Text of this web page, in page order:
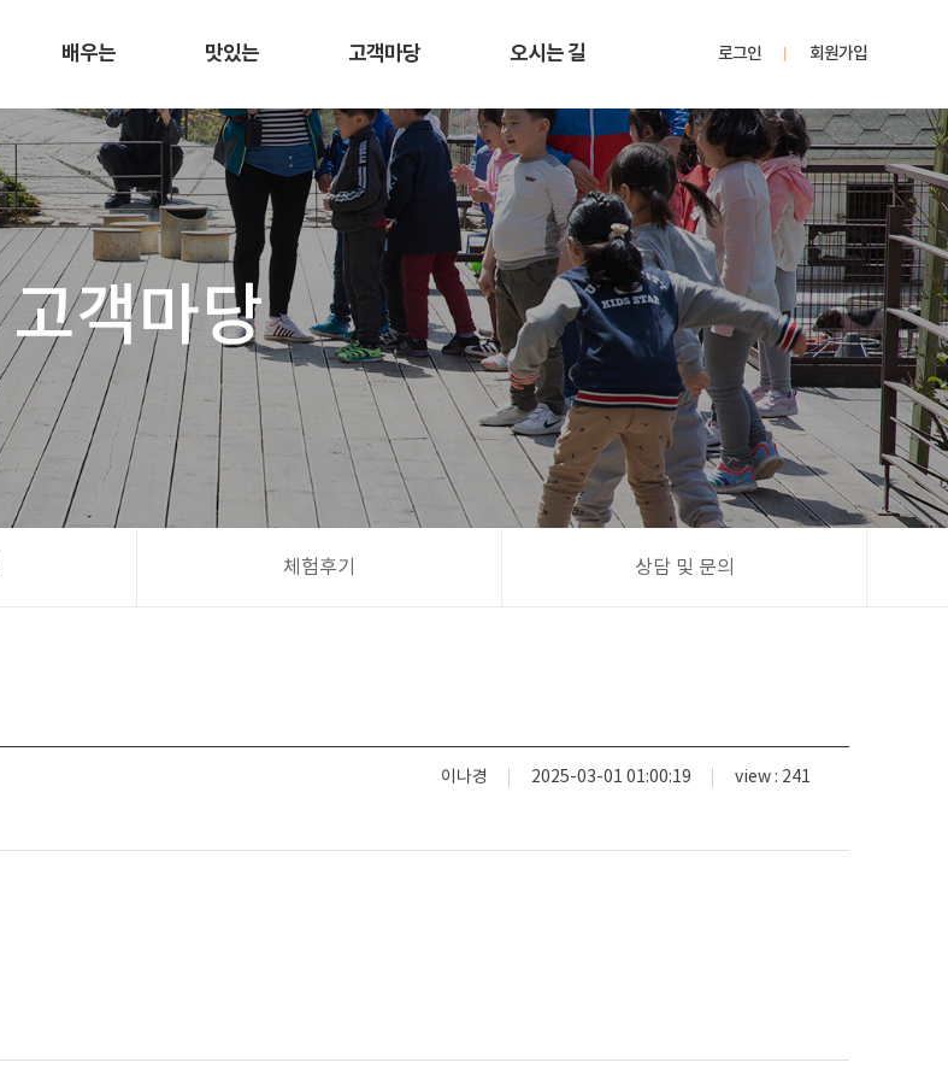
배우는 맛있는 고객마당 오시는 길 로그인 회원가입
고객마당
체험후기 상담 및 문의
이나경 2025-03-01 01:00:19 view : 241